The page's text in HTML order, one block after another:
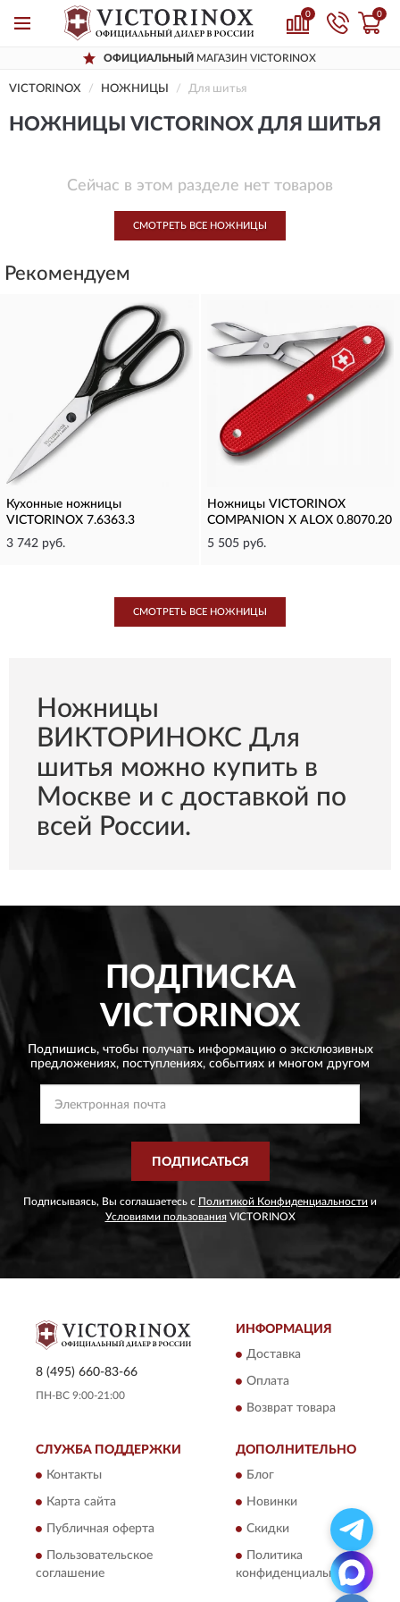
0 0
ОФИЦИАЛЬНЫЙ МАГАЗИН VICTORINOX
VICTORINOX НОЖНИЦЫ Для шитья
НОЖНИЦЫ VICTORINOX ДЛЯ ШИТЬЯ
Сейчас в этом разделе нет товаров
СМОТРЕТЬ ВСЕ НОЖНИЦЫ
Рекомендуем
Кухонные ножницы
VICTORINOX 7.6363.3
3 742 руб.
Ножницы VICTORINOX
COMPANION X ALOX 0.8070.20
5 505 руб.
СМОТРЕТЬ ВСЕ НОЖНИЦЫ
Ножницы
ВИКТОРИНОКС Для
шитья можно купить в
Москве и с доставкой по
всей России.
ПОДПИСКА
VICTORINOX
Подпишись, чтобы получать информацию о эксклюзивных
предложениях, поступлениях, событиях и многом другом
ПОДПИСАТЬСЯ
Подписываясь, Вы соглашаетесь с Политикой Конфиденциальности и
Условиями пользованияVICTORINOX
8 (495) 660-83-66
ПН-ВС 9:00-21:00
ИНФОРМАЦИЯ
Доставка
Оплата
Возврат товара
СЛУЖБА ПОДДЕРЖКИ
Контакты
Карта сайта
Публичная оферта
Пользовательское
соглашение
ДОПОЛНИТЕЛЬНО
Блог
Новинки
Скидки
Политика
конфиденциальности